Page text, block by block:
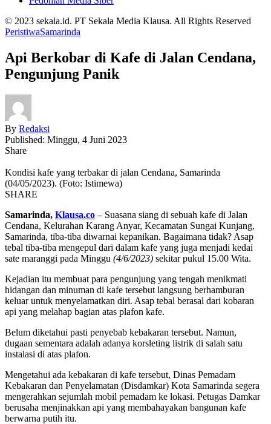
© 2023 sekala.id. PT Sekala Media Klausa. All Rights Reserved
PeristiwaSamarinda
Api Berkobar di Kafe di Jalan Cendana,
Pengunjung Panik
By Redaksi
Published: Minggu, 4 Juni 2023
Share
Kondisi kafe yang terbakar di jalan Cendana, Samarinda
(04/05/2023). (Foto: Istimewa)
SHARE
Samarinda, Klausa.co – Suasana siang di sebuah kafe di Jalan
Cendana, Kelurahan Karang Anyar, Kecamatan Sungai Kunjang,
Samarinda, tiba-tiba diwarnai kepanikan. Bagaimana tidak? Asap
tebal tiba-tiba mengepul dari dalam kafe yang juga menjadi kedai
sate maranggi pada Minggu (4/6/2023) sekitar pukul 15.00 Wita.
Kejadian itu membuat para pengunjung yang tengah menikmati
hidangan dan minuman di kafe tersebut langsung berhamburan
keluar untuk menyelamatkan diri. Asap tebal berasal dari kobaran
api yang melahap bagian atas plafon kafe.
Belum diketahui pasti penyebab kebakaran tersebut. Namun,
dugaan sementara adalah adanya korsleting listrik di salah satu
instalasi di atas plafon.
Mengetahui ada kebakaran di kafe tersebut, Dinas Pemadam
Kebakaran dan Penyelamatan (Disdamkar) Kota Samarinda segera
mengerahkan sejumlah mobil pemadam ke lokasi. Petugas Damkar
berusaha menjinakkan api yang membahayakan bangunan kafe
berwarna putih itu.